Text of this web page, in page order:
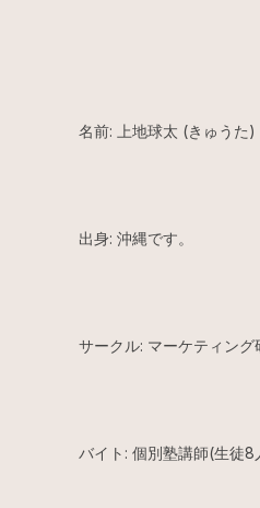
名前: 上地球太 (きゅうた)
出身: 沖縄です。
サークル: マーケティン
バイト: 個別塾講師(生徒